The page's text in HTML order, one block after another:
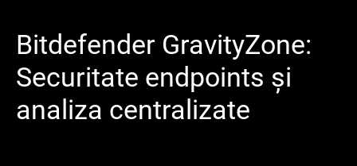
Bitdefender GravityZone:
Securitate endpoints și
analiza centralizate